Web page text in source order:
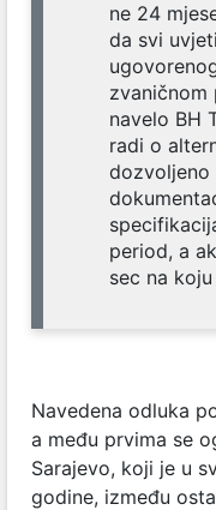
ne 24
da svi
zvaničnom
navelo BH
radi o
dozvoljeno
period, a
sec na
Navedena odluka
a među prvima se
Sarajevo, koji je u
godine, između